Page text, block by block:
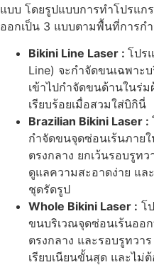
แบบ โดยรูปแบบการทำโปรแก
ออกเป็น 3 แบบตามพื้นที่การก
Bikini Line Laser : โปร
Line) จะกำจัดขนเฉพาะ
เข้าไปกำจัดขนด้านในร่
เรียบร้อยเมื่อสวมใส่บิกินี่
Brazilian Bikini Laser :
กำจัดขนจุดซ่อนเร้นภาย
ตรงกลาง ยกเว้นรอบรูท
ดูแลความสะอาดง่าย แล
ชุดรัดรูป
Whole Bikini Laser : โ
ขนบริเวณจุดซ่อนเร้นออ
ตรงกลาง และรอบรูทวา
เรียบเนียนขั้นสุด และไม่